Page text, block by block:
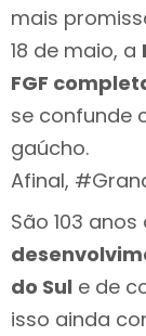
mais
18 de maio, a
FGF
se confunde
gaúcho.
Afinal,
São 103 anos
do Sul e de
isso ainda